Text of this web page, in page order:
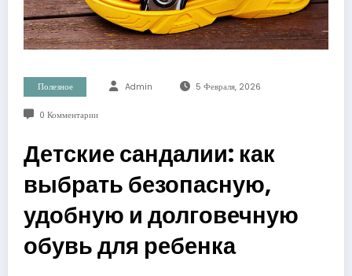
Полезное Admin 5 Февраля, 2026
0 Комментарии
Детские сандалии: как
выбрать безопасную,
удобную и долговечную
обувь для ребенка